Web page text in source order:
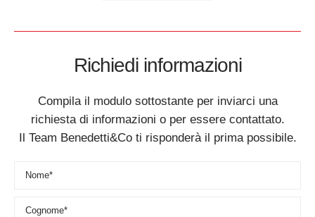
Richiedi informazioni
Compila il modulo sottostante per inviarci una
richiesta di informazioni o per essere contattato.
Il Team Benedetti&Co ti risponderà il prima possibile.